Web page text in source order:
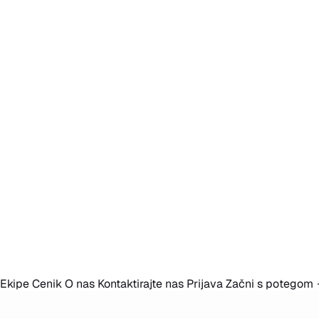
EkipeCenikO nas Kontaktirajte nas PrijavaZačni s potegom